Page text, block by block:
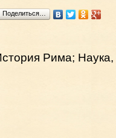
Поделиться…
Рима;